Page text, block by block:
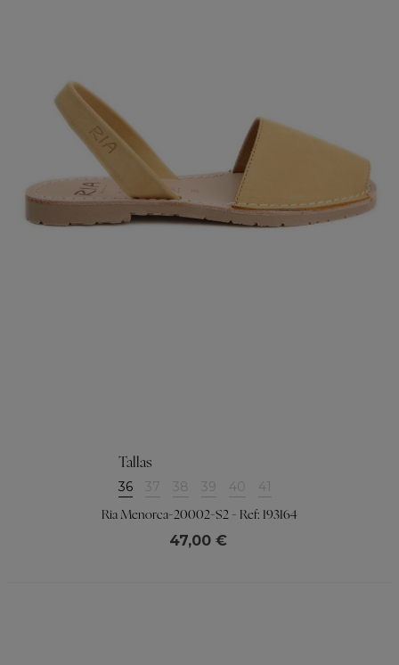
Tallas
36 37 38 39 40 41
Ria Menorca-20002-S2 - Ref: 193164
47,00 €